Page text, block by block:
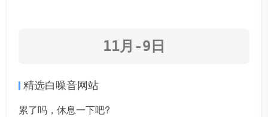
11月-9日
精选白噪音网站
累了吗，休息一下吧?